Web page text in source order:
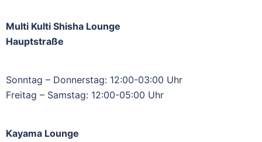
Multi Kulti Shisha Lounge
Hauptstraße
Sonntag – Donnerstag: 12:00-03:00 Uhr
Freitag – Samstag: 12:00-05:00 Uhr
Kayama Lounge